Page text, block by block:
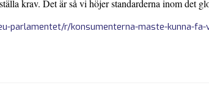
krav. Det är så vi höjer standarderna inom det
parlamentet/r/konsumenterna-maste-kunna-